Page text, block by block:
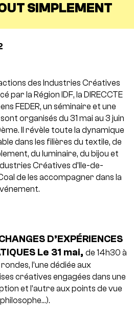
SIMPLEMENT
des Industries Créatives
par la Région IDF, la DIRECCTE
FEDER, un séminaire et une
organisés du 31 mai au 3 juin
Il révèle toute la dynamique
dans les filières du textile, de
du luminaire, du bijou et
Créatives d’Ile-de-
de les accompagner dans la
D’EXPÉRIENCES
Le 31 mai, de 14h30 à
l’une dédiée aux
créatives engagées dans une
et l’autre aux points de vue